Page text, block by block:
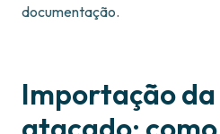
documentação.
Importação da